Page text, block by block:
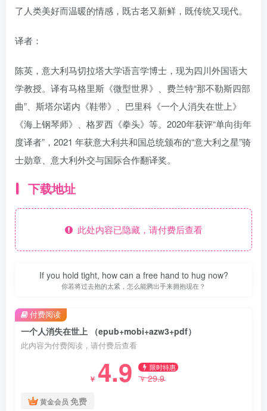
了人类美好而温暖的情感，既古老又新鲜，既传统又现代。
译者：
陈英，意大利马切拉塔大学语言学博士，现为四川外国语大
学教授。译有马格里斯《微型世界》、费兰特“那不勒斯四部
曲”、斯塔尔诺内《鞋带》、巴里科《一个人消失在世上》
《海上钢琴师》、格罗西《拳头》等。2020年获评“单向街年
度译者”，2021 年获意大利共和国总统颁布的“意大利之星”骑
士勋章、意大利外交与国际合作翻译奖。
下载地址
此处内容已隐藏，请付费后查看
If you hold tight, how can a free hand to hug now?
你若将过去抱的太紧，怎么能腾出手来拥抱现在？
一个人消失在世上 （epub+mobi+azw3+pdf）
此内容为付费阅读，请付费后查看
￥ 4.9 限时特惠
￥29.9
黄金会员 免费
付费阅读